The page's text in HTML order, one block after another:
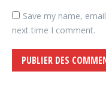
Save my name,
next time I comment.
PUBLIER DES